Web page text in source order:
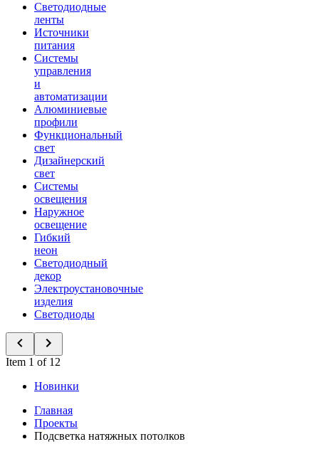
Светодиодные
ленты
Источники
питания
Системы
управления
и
автоматизации
Алюминиевые
профили
Функциональный
свет
Дизайнерский
свет
Системы
освещения
Наружное
освещение
Гибкий
неон
Светодиодный
декор
Электроустановочные
изделия
Светодиоды
Item 1 of 12
Новинки
Главная
Проекты
Подсветка натяжных потолков